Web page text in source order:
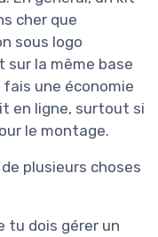
cher que
sous logo
sur la même base
une économie
en ligne, surtout si
le montage.
plusieurs choses
tu dois gérer un